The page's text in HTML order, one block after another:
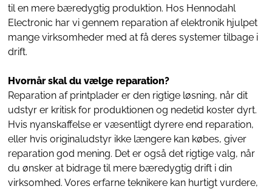
til en mere bæredygtig produktion. Hos Hennodahl
Electronic har vi gennem reparation af elektronik hjulpet
mange virksomheder med at få deres systemer tilbage i
drift.
Hvornår skal du vælge reparation?
Reparation af printplader er den rigtige løsning, når dit
udstyr er kritisk for produktionen og nedetid koster dyrt.
Hvis nyanskaffelse er væsentligt dyrere end reparation,
eller hvis originaludstyr ikke længere kan købes, giver
reparation god mening. Det er også det rigtige valg, når
du ønsker at bidrage til mere bæredygtig drift i din
virksomhed. Vores erfarne teknikere kan hurtigt vurdere,